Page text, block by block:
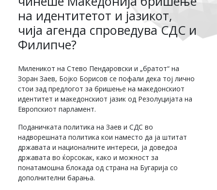
на идентитетот и јазикот,
чија агенда спроведува СДС и
Филипче?
Миленикот на Стево Пендаровски и „братот“ на
Зоран Заев, Бојко Борисов се пофали дека тој лично
стои зад предлогот за бришење на македонскиот
идентитет и македонскиот јазик од Резолуцијата на
Европскиот парламент.
Поданичката политика на Заев и СДС во
надворешната политика кои наместо да ја штитат
државата и националните интереси, ја доведоа
државата во ќорсокак, како и можност за
понатамошна блокада од страна на Бугарија со
дополнителни барања.